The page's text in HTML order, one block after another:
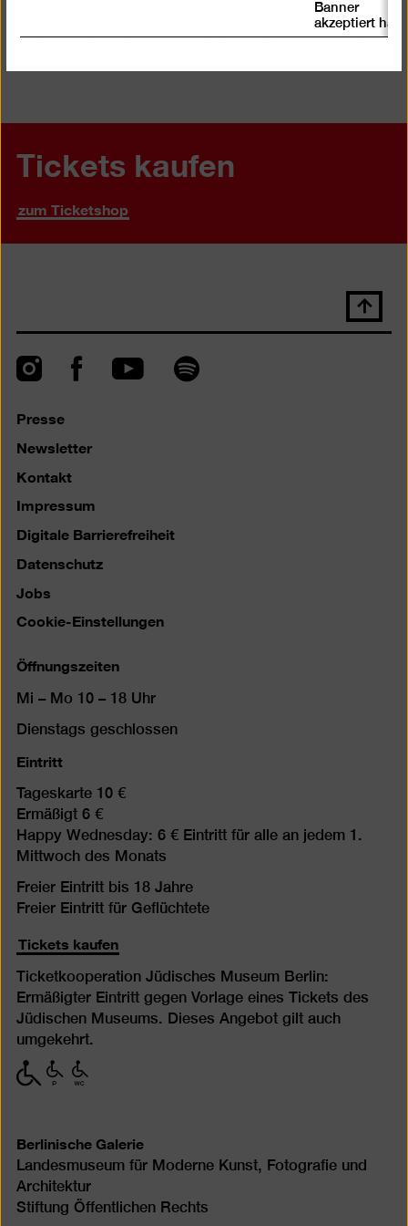
Die Künstlerin lebt und arbeitet in Berlin und Radegast
Tickets kaufen
zum Ticketshop
Nach
oben
InstagramFacebookYouTube Spotify
Presse
Newsletter
Kontakt
Impressum
Digitale Barrierefreiheit
Datenschutz
Jobs
Cookie-Einstellungen
Öffnungszeiten
Mi – Mo 10 – 18 Uhr
Dienstags geschlossen
Eintritt
Tageskarte 10 €
Ermäßigt 6 €
Happy Wednesday: 6 € Eintritt für alle an jedem 1.
Mittwoch des Monats
Freier Eintritt bis 18 Jahre
Freier Eintritt für Geflüchtete
Tickets kaufen
Ticketkooperation Jüdisches Museum Berlin:
Ermäßigter Eintritt gegen Vorlage eines Tickets des
Jüdischen Museums. Dieses Angebot gilt auch
umgekehrt.
mit
eingeschränkter
mit
eingeschränkter
mit
eingeschränkter
Berlinische Galerie
Landesmuseum für Moderne Kunst, Fotografie und
Architektur
Stiftung Öffentlichen Rechts
Banner
akzeptiert hat